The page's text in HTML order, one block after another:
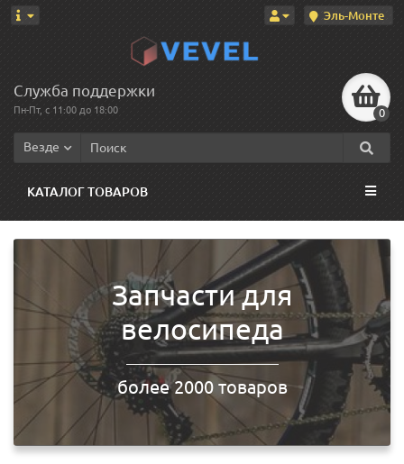
Эль-Монте
Служба поддержки
Пн-Пт, с 11:00 до 18:00 0
Везде
КАТАЛОГ ТОВАРОВ
Запчасти для
велосипеда
более 2000 товаров